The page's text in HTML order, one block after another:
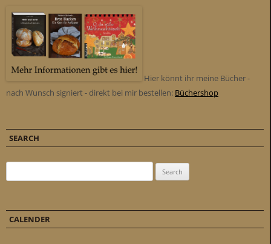
Hier könnt ihr meine Bücher -
nach Wunsch signiert - direkt bei mir bestellen: Büchershop
SEARCH
CALENDER